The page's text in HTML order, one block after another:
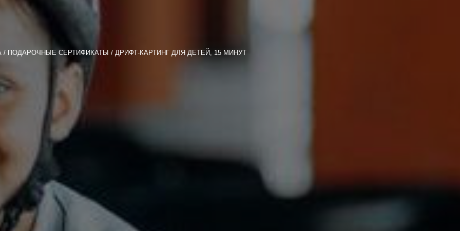
ПОДАРОЧНЫЕ СЕРТИФИКАТЫ ДРИФТ-КАРТИНГ ДЛЯ ДЕТЕЙ, 15 МИНУТ